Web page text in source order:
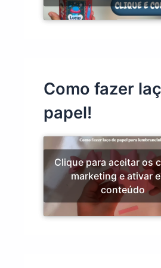
Como fazer
papel!
Clique para aceitar os
marketing e ativar
conteúdo